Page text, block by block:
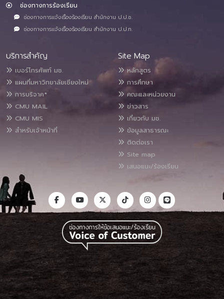
ช่องทางการร้องเรียน
ช่องทางการแจ้งเรื่องร้องเรียน สำนักงาน ป.ป.ช.
ช่องทางการแจ้งเรื่องร้องเรียน สำนักงาน ป.ป.ท.
บริการสำคัญ
เบอร์โทรศัพท์ มช.
แผนที่มหาวิทยาลัยเชียงใหม่
การบริจาค*
CMU MAIL
CMU MIS
สำหรับเจ้าหน้าที่
Site Map
หลักสูตร
การศึกษา
คณะและหน่วยงาน
ข่าวสาร
เกี่ยวกับ มช.
ข้อมูลสาธารณะ
ติดต่อเรา
Site map
เสนอแนะ/ร้องเรียน